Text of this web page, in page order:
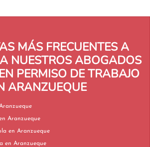
MÁS FRECUENTES A
NUESTROS ABOGADOS
PERMISO DE TRABAJO
ARANZUEQUE
de Asilo en Aranzueque
Mixtos en Aranzueque
Nacionalidad Española en Aranzueque
Permiso de Residencia en Aranzueque